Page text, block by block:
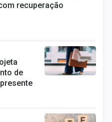
recuperação
de